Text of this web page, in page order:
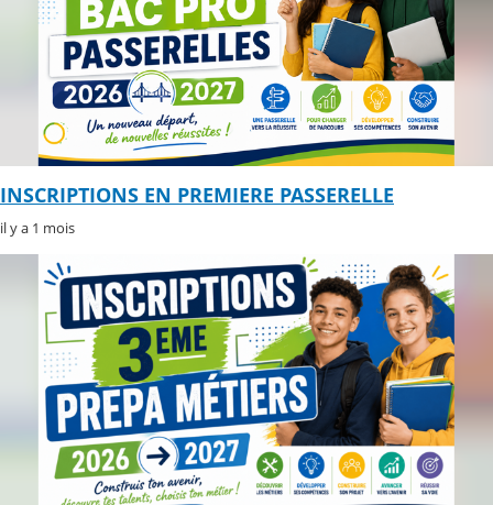
INSCRIPTIONS EN PREMIERE PASSERELLE
il y a 1 mois